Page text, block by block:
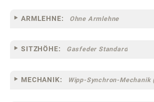
ARMLEHNE: Ohne Armlehne
SITZHÖHE: Gasfeder Standard
MECHANIK: Wipp-Synchron-Mechanik